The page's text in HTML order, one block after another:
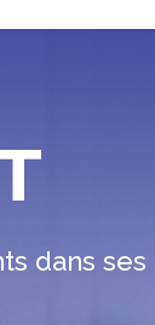
dans